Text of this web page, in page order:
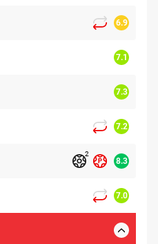
6.9
7.1
7.3
7.2
2
8.3
7.0